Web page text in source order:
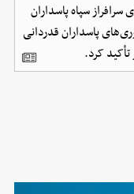
سپاه پاسداران
پاسداران قدردانی
کرد.